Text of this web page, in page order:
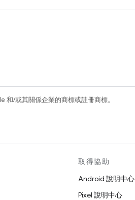
/或其關係企業的商標或註冊商標。
取得協助
Android 說明中心
Pixel 說明中心